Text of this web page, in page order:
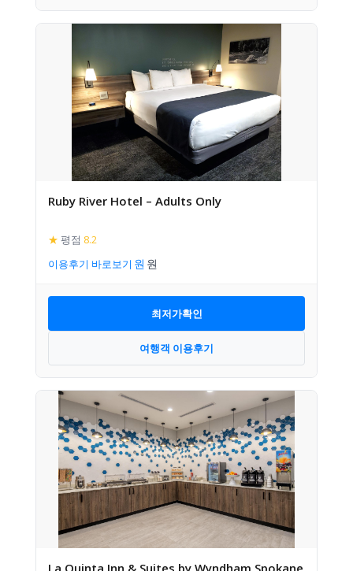
Ruby River Hotel – Adults Only
★ 평점 8.2
이용후기 바로보기
최저가확인
여행객 이용후기
La Quinta Inn & Suites by Wyndham Spokane